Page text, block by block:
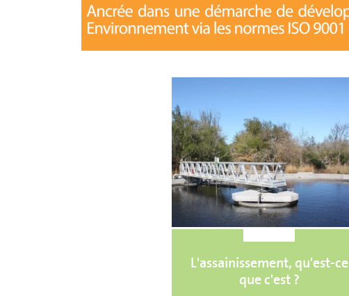
L'assainissement, qu'est-ce
que c'est ?